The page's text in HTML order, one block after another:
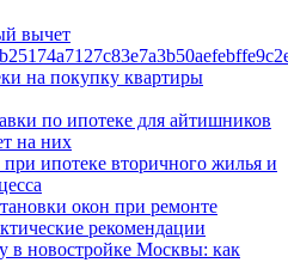
вычет
на покупку квартиры
по ипотеке для айтишников
на них
ипотеке вторичного жилья и
окон при ремонте
рекомендации
в новостройке Москвы: как